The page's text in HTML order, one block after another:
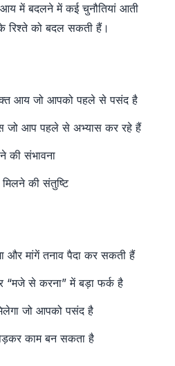
में बदलने में कई चुनौतियां आती
रिश्ते को बदल सकती हैं।
आय जो आपको पहले से पसंद है
जो आप पहले से अभ्यास कर रहे हैं
की संभावना
की संतुष्टि
और मांगें तनाव पैदा कर सकती हैं
“मजे से करना” में बड़ा फर्क है
जो आपको पसंद है
काम बन सकता है